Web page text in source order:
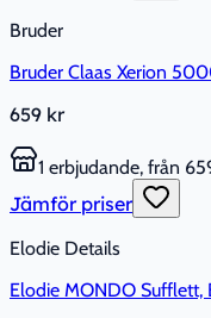
Bruder
Bruder Claas Xerion
659 kr
1 erbjudande, från
Jämför priser
Elodie Details
Elodie MONDO Sufflett,